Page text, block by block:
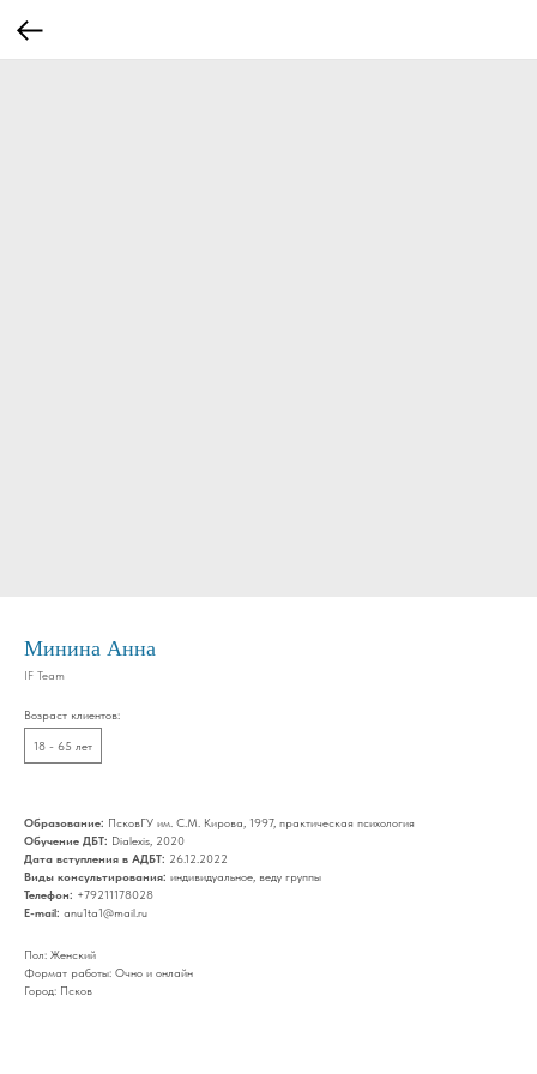
Минина Анна
IF Team
Возраст клиентов:
18 - 65 лет
Образование: ПсковГУ им. С.М. Кирова, 1997, практическая психология
Обучение ДБТ: Dialexis, 2020
Дата вступления в АДБТ: 26.12.2022
Виды консультирования: индивидуальное, веду группы
Телефон: +79211178028
E-mail: anu1ta1@mail.ru
Пол: Женский
Формат работы: Очно и онлайн
Город: Псков